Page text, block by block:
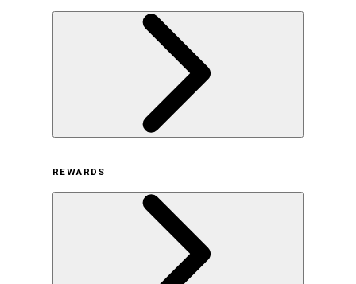
サステナビリティの取り組み（日本）
サステナビリティの取り組み（米国/英語）
ヒストリー
採用情報
オンラインストア利用規約
プライバシーポリシー
特定商取引法に基づく表示
古物営業法に基づく表示
REWARDS